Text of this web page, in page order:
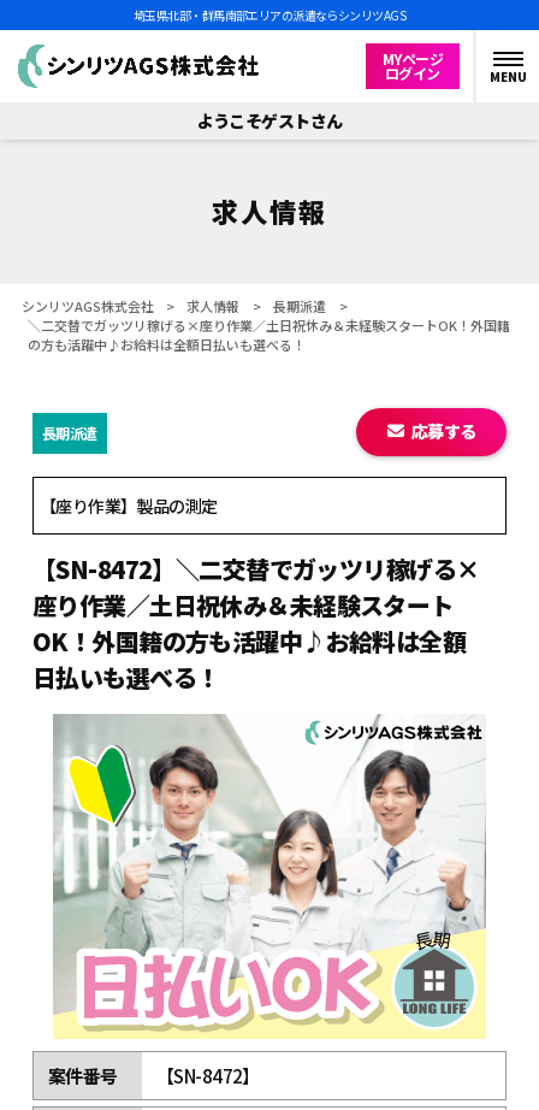
埼玉県北部・群馬南部エリアの派遣ならシンリツAGS
MYページ
ログイン MENU
ようこそゲストさん
求人情報
シンリツAGS株式会社 > 求人情報 > 長期派遣>
＼二交替でガッツリ稼げる×座り作業／土日祝休み＆未経験スタートOK！外国籍
の方も活躍中♪お給料は全額日払いも選べる！
【SN-8472】＼二交替でガッツリ稼げる×
座り作業／土日祝休み＆未経験スタート
OK！外国籍の方も活躍中♪お給料は全額
日払いも選べる！
【座り作業】製品の測定
長期派遣 応募する
案件番号 【SN-8472】